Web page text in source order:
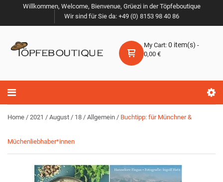
Willkommen, Welcome, Bienvenue, Grüezi in der Töpfeboutique
Wir sind für Sie da: +49 (0) 8153 98 40 86
My Cart: 0 item(s) -
0,00 €
Home / 2021 / August / 18 / Allgemein / Buchtipp: für Münchner &
Müchenliebhaber*innen